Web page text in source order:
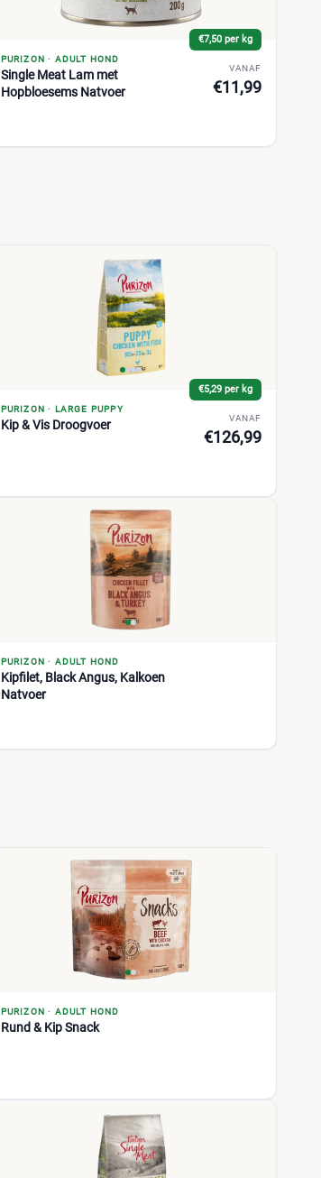
€7,50 per kg
PURIZON · ADULT HOND
Single Meat Lam met
Hopbloesems Natvoer
VANAF
€11,99
€5,29 per kg
PURIZON · LARGE PUPPY
Kip & Vis Droogvoer VANAF
€126,99
PURIZON · ADULT HOND
Kipfilet, Black Angus, Kalkoen
Natvoer
PURIZON · ADULT HOND
Rund & Kip Snack